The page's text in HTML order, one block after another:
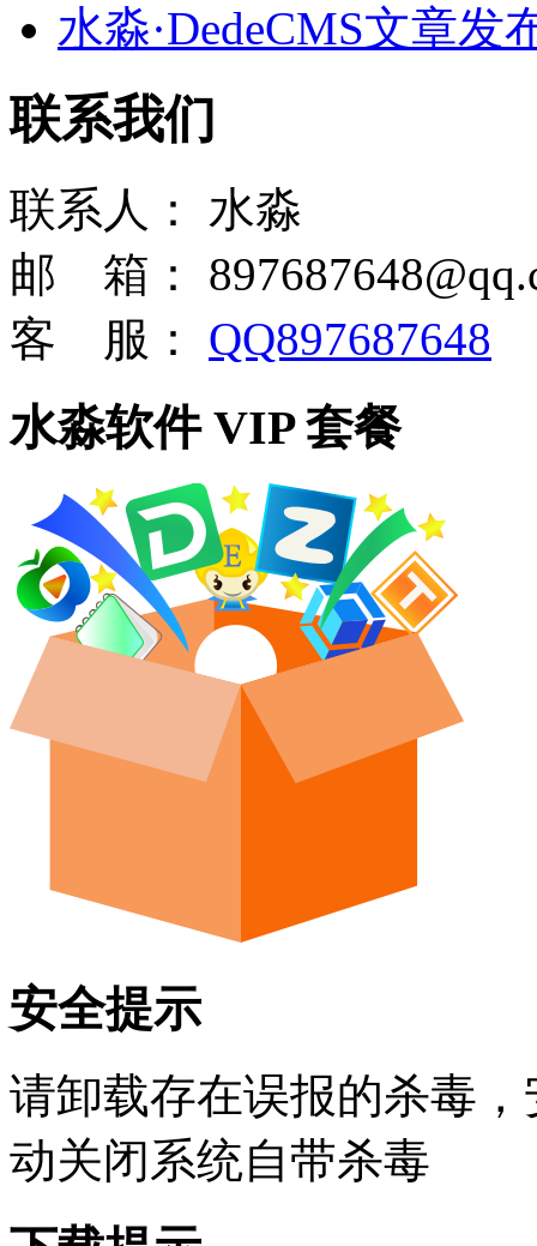
水淼·DedeCMS文章发
联系我们
联系人：
水淼
邮 箱：
客 服：
QQ897687648
水淼软件 VIP 套餐
安全提示
请卸载存在误报的杀毒
动关闭系统自带杀毒